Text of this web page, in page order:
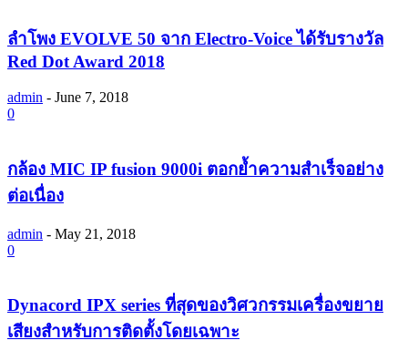
ลำโพง EVOLVE 50 จาก Electro-Voice ได้รับรางวัล
Red Dot Award 2018
admin - June 7, 2018
0
กล้อง MIC IP fusion 9000i ตอกย้ำความสำเร็จอย่าง
ต่อเนื่อง
admin - May 21, 2018
0
Dynacord IPX series ที่สุดของวิศวกรรมเครื่องขยาย
เสียงสำหรับการติดตั้งโดยเฉพาะ